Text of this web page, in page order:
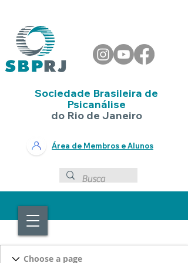
Sociedade Brasileira de
Psicanálise
do Rio de Janeiro
Área de Membros e Alunos